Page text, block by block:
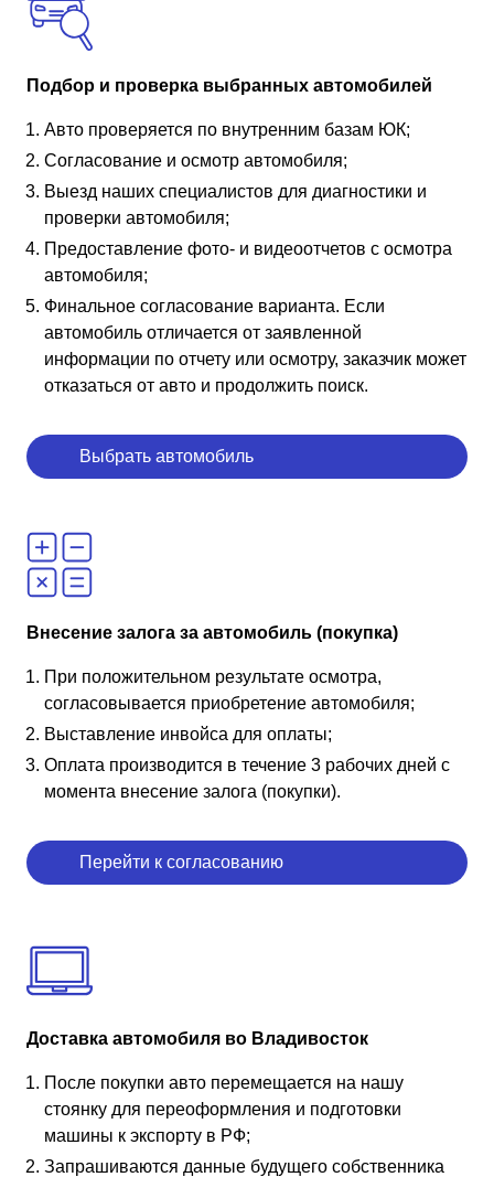
Подбор и проверка выбранных автомобилей
Авто проверяется по внутренним базам ЮК;
Согласование и осмотр автомобиля;
Выезд наших специалистов для диагностики и
проверки автомобиля;
Предоставление фото- и видеоотчетов с осмотра
автомобиля;
Финальное согласование варианта. Если
автомобиль отличается от заявленной
информации по отчету или осмотру, заказчик может
отказаться от авто и продолжить поиск.
Выбрать автомобиль
Внесение залога за автомобиль (покупка)
При положительном результате осмотра,
согласовывается приобретение автомобиля;
Выставление инвойса для оплаты;
Оплата производится в течение 3 рабочих дней с
момента внесение залога (покупки).
Перейти к согласованию
Доставка автомобиля во Владивосток
После покупки авто перемещается на нашу
стоянку для переоформления и подготовки
машины к экспорту в РФ;
Запрашиваются данные будущего собственника